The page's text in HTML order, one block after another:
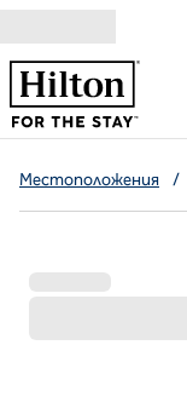
Местоположения /